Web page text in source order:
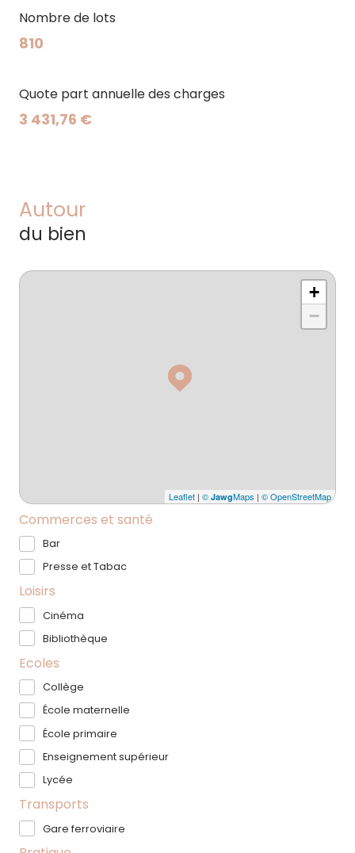
Nombre de lots
810
Quote part annuelle des charges
3 431,76 €
Autour
du bien
+
−
Leaflet | © JawgMaps | © OpenStreetMap
Commerces et santé
Bar
Presse et Tabac
Loisirs
Cinéma
Bibliothèque
Ecoles
Collège
École maternelle
École primaire
Enseignement supérieur
Lycée
Transports
Gare ferroviaire